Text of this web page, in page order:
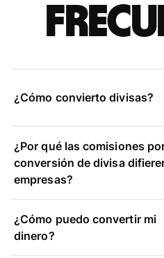
¿Cómo convierto divisas?
¿Por qué las comisiones
conversión de divisa
empresas?
¿Cómo puedo convertir mi
dinero?